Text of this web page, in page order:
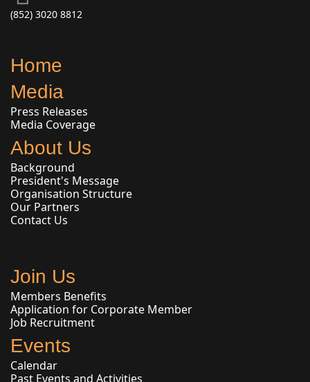
(852) 3020 8812
Home
Media
Press Releases
Media Coverage
About Us
Background
President's Message
Organisation Structure
Our Partners
Contact Us
Join Us
Members Benefits
Application for Corporate Member
Job Recruitment
Events
Calendar
Past Events and Activities